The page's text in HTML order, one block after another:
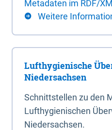
Metadaten im RDF/
Weitere
Lufthygienische
Niedersachsen
Schnittstellen zu den
Lufthygienischen
Niedersachsen.